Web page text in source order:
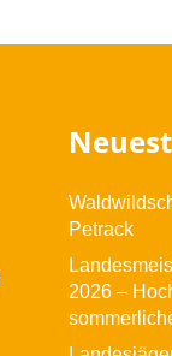
Petrack
2026 –